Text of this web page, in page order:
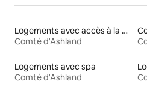
Logements avec accès à la plage
Comté d'Ashland
Logements avec spa
Comté d'Ashland